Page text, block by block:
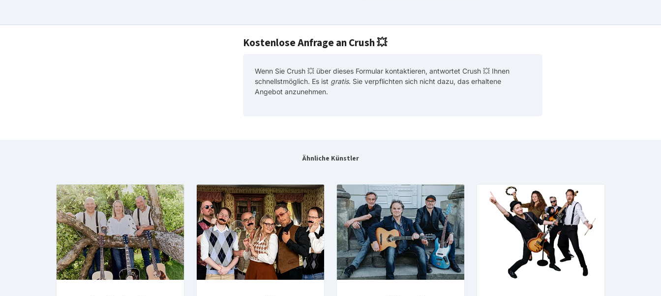
Kostenlose Anfrage an Crush 💥
Wenn Sie Crush 💥 über dieses Formular kontaktieren, antwortet Crush 💥 Ihnen
schnellstmöglich. Es ist gratis. Sie verpflichten sich nicht dazu, das erhaltene
Angebot anzunehmen.
Ähnliche Künstler